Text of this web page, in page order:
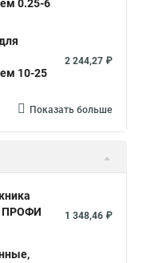
0.25-6
10-25
2 244,27 ₽
Показать больше
ПРОФИ
1 348,46 ₽